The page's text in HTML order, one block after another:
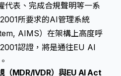
代表、完成合規聲明等一系
所要求的AI管理系統
AIMS）在架構上高度呼
認證，將是通往EU AI
（MDR/IVDR）與EU AI Act